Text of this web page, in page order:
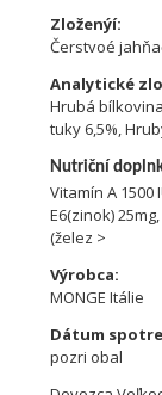
Zloženýí:
Čerstvoé
Analytické
Hrubá
tuky 6,5%,
Nutriční
Vitamín A 1500
E6(zinok)
(želez >
Výrobca:
MONGE Itálie
Dátum
pozri obal